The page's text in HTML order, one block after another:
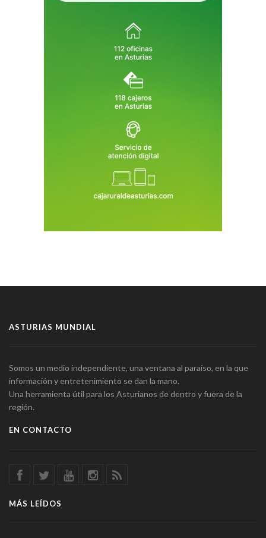
ASTURIAS MUNDIAL
Somos un medio independiente, una ventana al paraíso, en la que
información y entretenimiento se dan la mano.
Una herramienta útil para los Asturianos de dentro y fuera de la
región.
EN CONTACTO
MÁS LEÍDOS